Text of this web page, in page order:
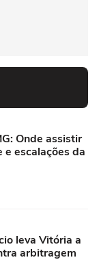
Onde assistir
escalações da
leva Vitória a
arbitragem